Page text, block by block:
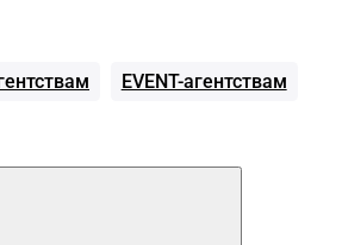
EVENT-агентствам